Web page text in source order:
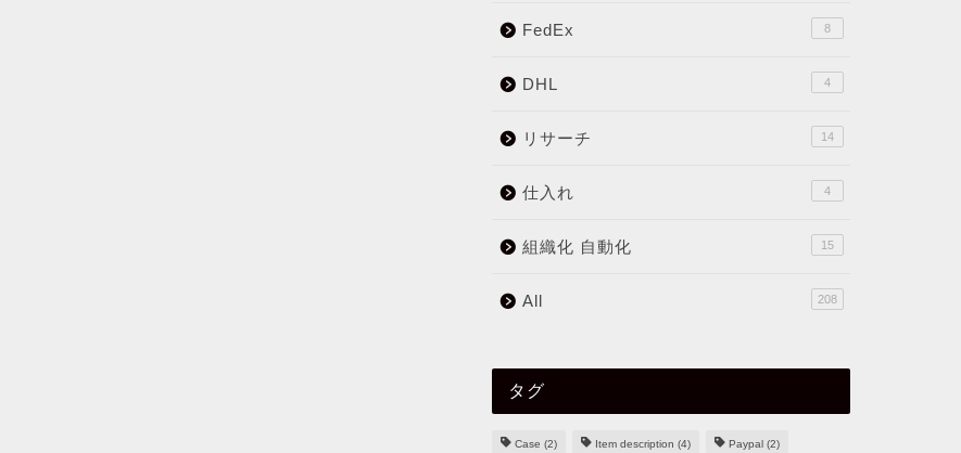
FedEx 8
DHL 4
リサーチ 14
仕入れ 4
組織化 自動化 15
All 208
タグ
Case (2) Item description (4) Paypal(2)